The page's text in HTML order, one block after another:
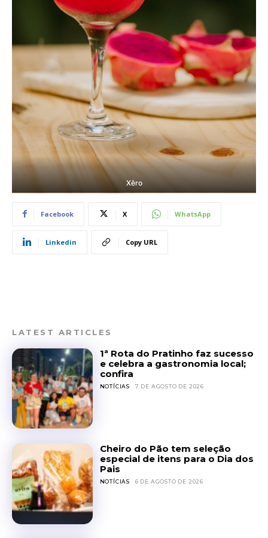
Xêro
Facebook X WhatsApp
Linkedin Copy URL
LATEST ARTICLES
1ª Rota do Pratinho faz sucesso
e celebra a gastronomia local;
confira
NOTÍCIAS 7 DE AGOSTO DE 2026
Cheiro do Pão tem seleção
especial de itens para o Dia dos
Pais
NOTÍCIAS 6 DE AGOSTO DE 2026